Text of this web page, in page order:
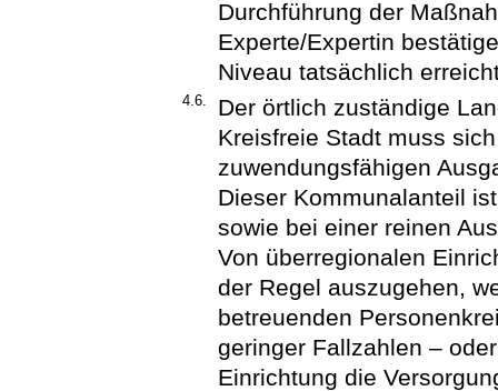
Durchführung der
Experte/Expertin
Niveau tatsächlich
4.6.
Der örtlich zuständige
Kreisfreie Stadt muss
zuwendungsfähigen
Dieser Kommunalanteil
sowie bei einer reinen
Von überregionalen
der Regel auszugehen,
betreuenden
geringer Fallzahlen –
Einrichtung die